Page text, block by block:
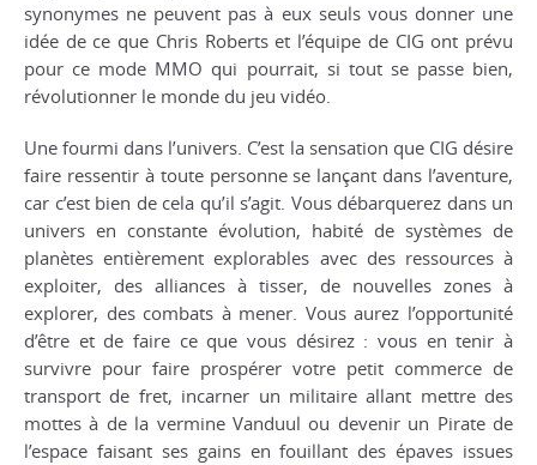
synonymes ne peuvent pas à eux seuls vous donner une
idée de ce que Chris Roberts et l’équipe de CIG ont prévu
pour ce mode MMO qui pourrait, si tout se passe bien,
révolutionner le monde du jeu vidéo.
Une fourmi dans l’univers. C’est la sensation que CIG désire
faire ressentir à toute personne se lançant dans l’aventure,
car c’est bien de cela qu’il s’agit. Vous débarquerez dans un
univers en constante évolution, habité de systèmes de
planètes entièrement explorables avec des ressources à
exploiter, des alliances à tisser, de nouvelles zones à
explorer, des combats à mener. Vous aurez l’opportunité
d’être et de faire ce que vous désirez : vous en tenir à
survivre pour faire prospérer votre petit commerce de
transport de fret, incarner un militaire allant mettre des
mottes à de la vermine Vanduul ou devenir un Pirate de
l’espace faisant ses gains en fouillant des épaves issues